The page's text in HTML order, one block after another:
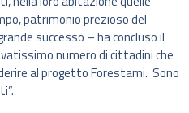
patrimonio prezioso del
successo – ha concluso il
numero di cittadini che
al progetto Forestami. Sono